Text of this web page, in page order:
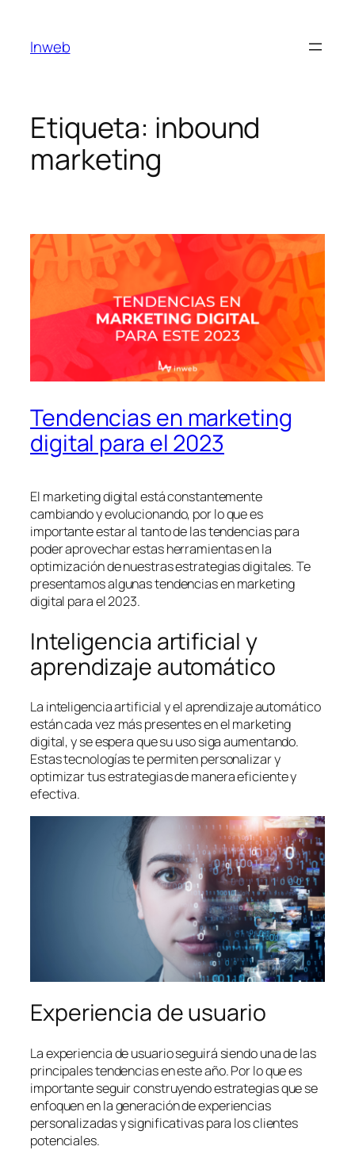
contenido
Inweb
Etiqueta: inbound
marketing
Tendencias en marketing
digital para el 2023
El marketing digital está constantemente
cambiando y evolucionando, por lo que es
importante estar al tanto de las tendencias para
poder aprovechar estas herramientas en la
optimización de nuestras estrategias digitales. Te
presentamos algunas tendencias en marketing
digital para el 2023.
Inteligencia artificial y
aprendizaje automático
La inteligencia artificial y el aprendizaje automático
están cada vez más presentes en el marketing
digital, y se espera que su uso siga aumentando.
Estas tecnologías te permiten personalizar y
optimizar tus estrategias de manera eficiente y
efectiva.
Experiencia de usuario
La experiencia de usuario seguirá siendo una de las
principales tendencias en este año. Por lo que es
importante seguir construyendo estrategias que se
enfoquen en la generación de experiencias
personalizadas y significativas para los clientes
potenciales.